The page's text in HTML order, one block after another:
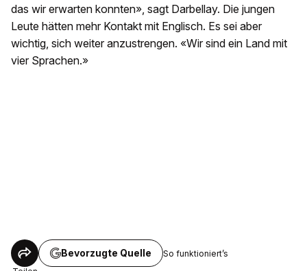
das wir erwarten konnten», sagt Darbellay. Die jungen
Leute hätten mehr Kontakt mit Englisch. Es sei aber
wichtig, sich weiter anzustrengen. «Wir sind ein Land mit
vier Sprachen.»
Bevorzugte Quelle So funktioniert’s